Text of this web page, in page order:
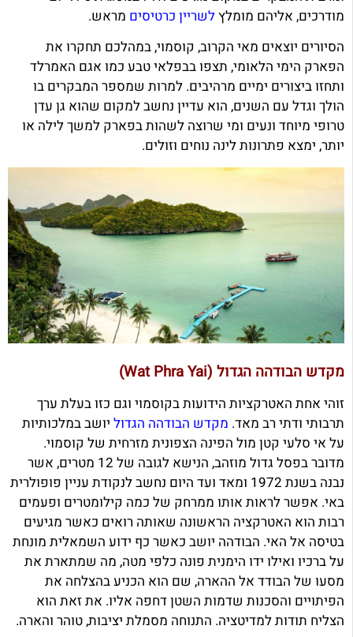
מודרכים, אליהם מומלץלשריין כרטיסים מראש.
הסיורים יוצאים מאי הקרוב, קוסמוי, במהלכם תחקרו את
הפארק הימי הלאומי, תצפו בבפלאי טבע כמו אגם האמרלד
ותחזו ביצורים ימיים מרהיבים. למרות שמספר המבקרים בו
הולך וגדל עם השנים, הוא עדיין נחשב למקום שהוא גן עדן
טרופי מיוחד ונעים ומי שרוצה לשהות בפארק למשך לילה או
יותר, ימצא פתרונות לינה נוחים וזולים.
מקדש הבודהה הגדול (Wat Phra Yai)
זוהי אחת האטרקציות הידועות בקוסמוי וגם כזו בעלת ערך
תרבותי ודתי רב מאד. מקדש הבודהה הגדול יושב במלכותיות
על אי סלעי קטן מול הפינה הצפונית מזרחית של קוסמוי.
מדובר בפסל גדול מוזהב, הנישא לגובה של 12 מטרים, אשר
נבנה בשנת 1972 ומאד ועד היום נחשב לנקודת עניין פופולרית
באי. אפשר לראות אותו ממרחק של כמה קילומטרים ופעמים
רבות הוא האטרקציה הראשונה שאותה רואים כאשר מגיעים
בטיסה אל האי. הבודהה יושב כאשר כף ידוע השמאלית מונחת
על ברכיו ואילו ידו הימנית פונה כלפי מטה, מה שמתארת את
מסעו של הבודד אל ההארה, שם הוא הכניע בהצלחה את
הפיתויים והסכנות שדמות השטן דחפה אליו. את זאת הוא
הצליח תודות למדיטציה. התנוחה מסמלת יציבות, טוהר והארה.